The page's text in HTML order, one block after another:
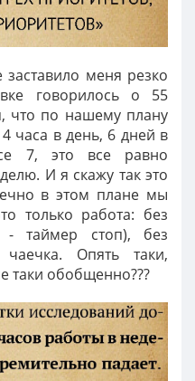
меня резко
говорилось о 55
что по нашему плану
часа в день, 6 дней в
7, это все равно
И я скажу так это
в этом плане мы
только работа: без
- таймер стоп), без
Опять таки,
таки обобщенно???